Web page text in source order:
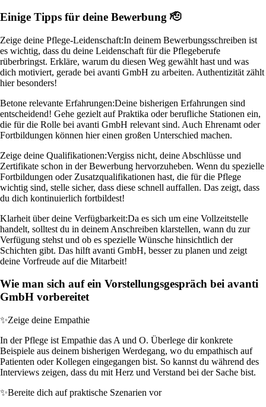
Einige Tipps für deine Bewerbung 🫡
Zeige deine Pflege-Leidenschaft:In deinem Bewerbungsschreiben ist
es wichtig, dass du deine Leidenschaft für die Pflegeberufe
rüberbringst. Erkläre, warum du diesen Weg gewählt hast und was
dich motiviert, gerade bei avanti GmbH zu arbeiten. Authentizität zählt
hier besonders!
Betone relevante Erfahrungen:Deine bisherigen Erfahrungen sind
entscheidend! Gehe gezielt auf Praktika oder berufliche Stationen ein,
die für die Rolle bei avanti GmbH relevant sind. Auch Ehrenamt oder
Fortbildungen können hier einen großen Unterschied machen.
Zeige deine Qualifikationen:Vergiss nicht, deine Abschlüsse und
Zertifikate schon in der Bewerbung hervorzuheben. Wenn du spezielle
Fortbildungen oder Zusatzqualifikationen hast, die für die Pflege
wichtig sind, stelle sicher, dass diese schnell auffallen. Das zeigt, dass
du dich kontinuierlich fortbildest!
Klarheit über deine Verfügbarkeit:Da es sich um eine Vollzeitstelle
handelt, solltest du in deinem Anschreiben klarstellen, wann du zur
Verfügung stehst und ob es spezielle Wünsche hinsichtlich der
Schichten gibt. Das hilft avanti GmbH, besser zu planen und zeigt
deine Vorfreude auf die Mitarbeit!
Wie man sich auf ein Vorstellungsgespräch bei avanti
GmbH vorbereitet
✨Zeige deine Empathie
In der Pflege ist Empathie das A und O. Überlege dir konkrete
Beispiele aus deinem bisherigen Werdegang, wo du empathisch auf
Patienten oder Kollegen eingegangen bist. So kannst du während des
Interviews zeigen, dass du mit Herz und Verstand bei der Sache bist.
✨Bereite dich auf praktische Szenarien vor